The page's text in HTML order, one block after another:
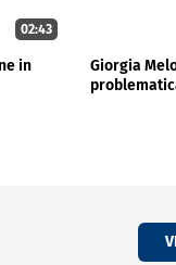
02:43
in
Giorgia